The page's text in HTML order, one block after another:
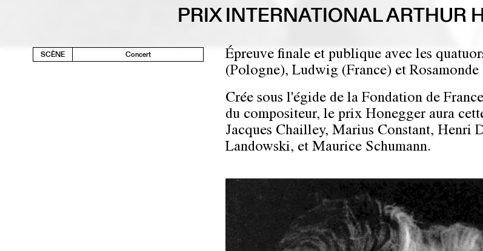
PRIX INTERNATIONAL ARTHUR
SCÈNE Concert
Épreuve finale et publique avec les
(Pologne), Ludwig (France) et Rosamonde
Crée sous l'égide de la Fondation de
du compositeur, le prix Honegger aura
Jacques Chailley, Marius Constant, Henri
Landowski, et Maurice Schumann.